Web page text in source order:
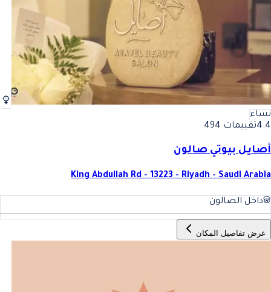
نساء
4.4تقييمات 494
أصايل بيوتي صالون
King Abdullah Rd - 13223 - Riyadh - Saudi Arabia
داخل الصالون
عرض تفاصيل المكان